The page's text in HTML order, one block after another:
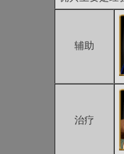
辅助
治疗